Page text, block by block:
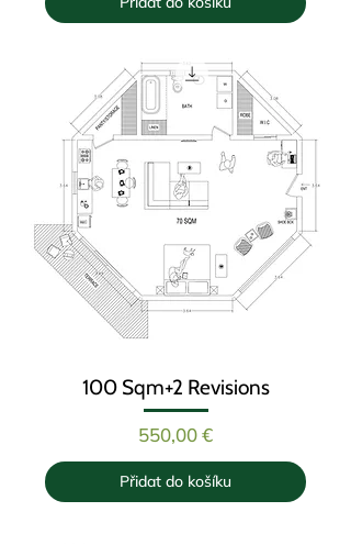
100 Sqm+2 Revisions
Cena
550,00 €
Přidat do košíku